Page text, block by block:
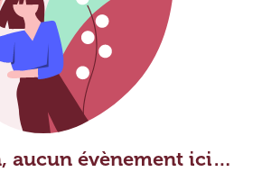
aucun évènement ici…